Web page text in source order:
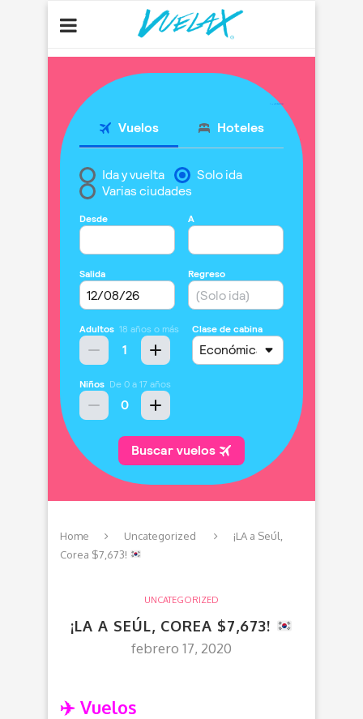
Home Uncategorized
¡LA a Seúl,
Corea $7,673!
UNCATEGORIZED
¡LA A SEÚL, COREA $7,673!
febrero 17, 2020
✈️ Vuelos